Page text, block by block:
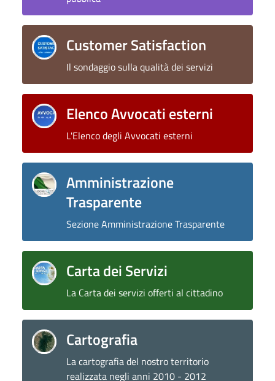
Customer Satisfaction
Il sondaggio sulla qualità dei servizi
Elenco Avvocati esterni
L'Elenco degli Avvocati esterni
Amministrazione
Trasparente
Sezione Amministrazione Trasparente
Carta dei Servizi
La Carta dei servizi offerti al cittadino
Cartografia
La cartografia del nostro territorio
realizzata negli anni 2010 - 2012